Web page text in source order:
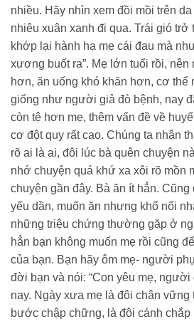
nhiều. Hãy nhìn xem đồi mồi trên
nhiêu xuân xanh đi qua. Trái gió
khớp lại hành hạ mẹ cái đau mà
xương buốt ra”. Mẹ lớn tuổi rồi,
hơn, ăn uống khó khăn hơn, cơ thể
giống như người giả đò bệnh, nay
còn tệ hơn mẹ, thêm vấn đề về
cơ đột quỵ rất cao. Chúng ta nhận
rõ ai là ai, đôi lúc bà quên chuyện
nhớ chuyện quá khứ xa xôi rõ mồn
chuyện gần đây. Bà ăn ít hẳn. Cũng
yếu dần, muốn ăn nhưng khổ nổi
những triệu chứng thường gặp ở
hẳn bạn không muốn mẹ rồi cũng
của bạn. Bạn hãy ôm mẹ- người
đời bạn và nói: “Con yêu mẹ,
nay. Ngày xưa mẹ là đôi chân vững
bước chập chững, là đôi cánh